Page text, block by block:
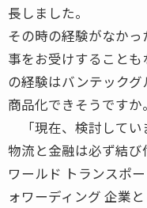
長しました。
その時の経験がなか
事をお受けすること
の経験はバンテック
商品化できそうですか。
「現在、検討してい
物流と金融は必ず結
ワールド トランスポ
ォワーディング 企業